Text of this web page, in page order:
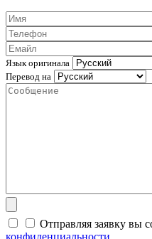
Язык оригинала
Перевод на
Отправляя заявку вы
конфиденциальности